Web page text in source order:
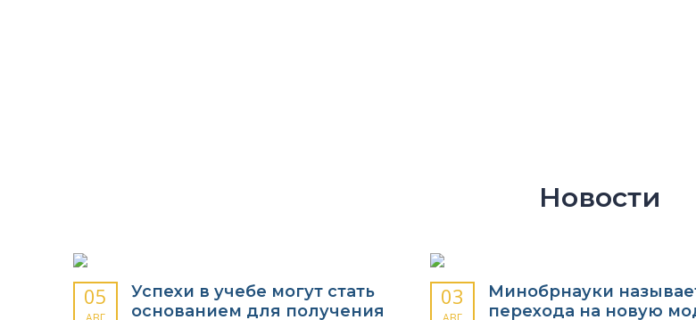
Новости
05
Успехи в учебе могут стать
основанием для получения
03
Минобрнауки
перехода на новую